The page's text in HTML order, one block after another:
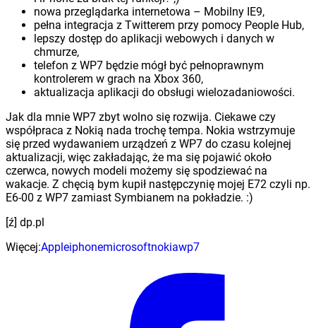
nowa przeglądarka internetowa – Mobilny IE9,
pełna integracja z Twitterem przy pomocy People Hub,
lepszy dostęp do aplikacji webowych i danych w
chmurze,
telefon z WP7 będzie mógł być pełnoprawnym
kontrolerem w grach na Xbox 360,
aktualizacja aplikacji do obsługi wielozadaniowości.
Jak dla mnie WP7 zbyt wolno się rozwija. Ciekawe czy
współpraca z Nokią nada trochę tempa. Nokia wstrzymuje
się przed wydawaniem urządzeń z WP7 do czasu kolejnej
aktualizacji, więc zakładając, że ma się pojawić około
czerwca, nowych modeli możemy się spodziewać na
wakacje. Z chęcią bym kupił następczynię mojej E72 czyli np.
E6-00 z WP7 zamiast Symbianem na pokładzie. :)
[ź] dp.pl
Więcej:Appleiphonemicrosoftnokiawp7